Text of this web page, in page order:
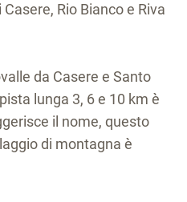
Rio Bianco e Riva
da Casere e Santo
lunga 3, 6 e 10 km è
il nome, questo
di montagna è